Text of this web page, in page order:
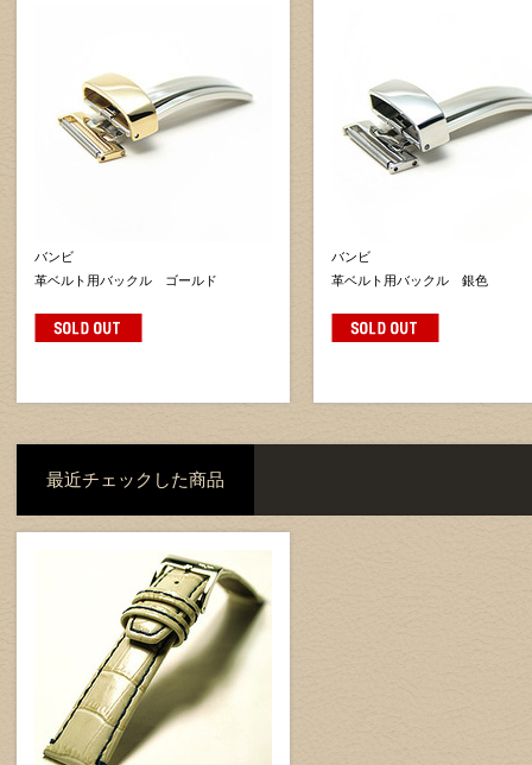
バンビ
革ベルト用バックル ゴールド
バンビ
革ベルト用バックル 銀色
最近チェックした商品